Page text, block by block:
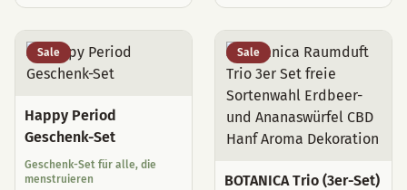
Sale
Happy Period
Geschenk-Set
Geschenk-Set für alle, die
menstruieren
Sale
BOTANICA Trio (3er-Set)